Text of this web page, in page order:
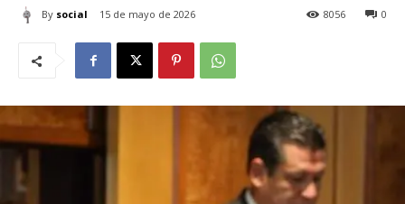
By social 15 de mayo de 2026 0
8056